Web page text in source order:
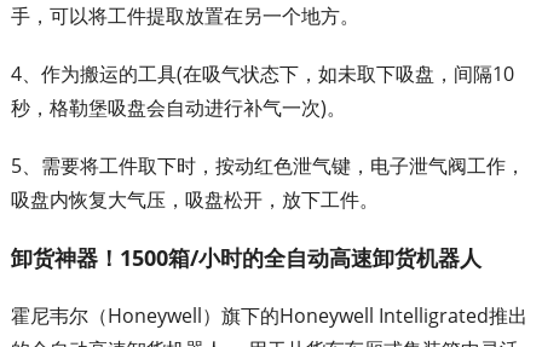
手，可以将工件提取放置在另一个地方。
4、作为搬运的工具(在吸气状态下，如未取下吸盘，间隔10
秒，格勒堡吸盘会自动进行补气一次)。
5、需要将工件取下时，按动红色泄气键，电子泄气阀工作，
吸盘内恢复大气压，吸盘松开，放下工件。
卸货神器！1500箱/小时的全自动高速卸货机器人
霍尼韦尔（Honeywell）旗下的Honeywell Intelligrated推出